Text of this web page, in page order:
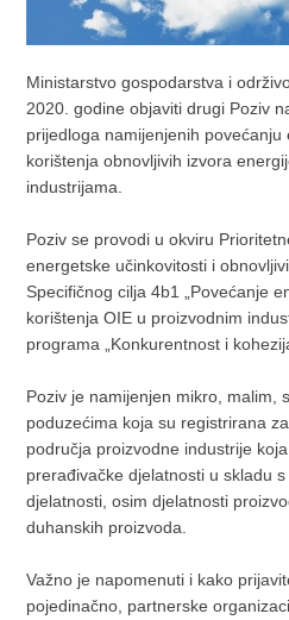
Ministarstvo gospodarstva i
2020. godine objaviti drugi Poziv
prijedloga namijenjenih
korištenja obnovljivih izvora
industrijama.
Poziv se provodi u okviru
energetske učinkovitosti i
Specifičnog cilja 4b1 „Povećanje
korištenja OIE u proizvodnim
programa „Konkurentnost i
Poziv je namijenjen mikro, malim,
poduzećima koja su registrirana
područja proizvodne industrije
prerađivačke djelatnosti u skladu
djelatnosti, osim djelatnosti
duhanskih proizvoda.
Važno je napomenuti i kako
pojedinačno, partnerske